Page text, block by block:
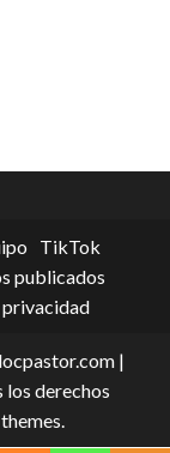
TikTok
publicados
|
derechos